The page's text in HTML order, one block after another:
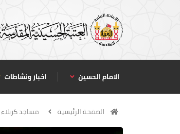
الامام الحسين اخبار ونشاطات
الصفحة الرئيسية مساجد كربلاء